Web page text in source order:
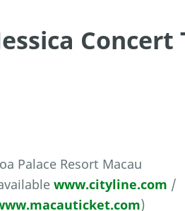
Concert
Palace Resort Macau
www.cityline.com /
)